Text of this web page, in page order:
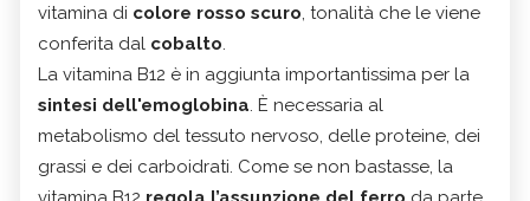
vitamina di colore rosso scuro, tonalità che le viene
conferita dal cobalto.
La vitamina B12 è in aggiunta importantissima per la
sintesi dell'emoglobina. È necessaria al
metabolismo del tessuto nervoso, delle proteine, dei
grassi e dei carboidrati. Come se non bastasse, la